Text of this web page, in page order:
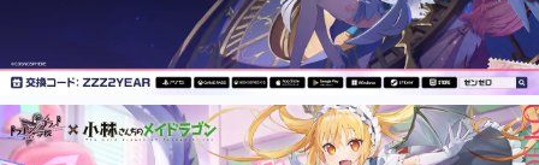
ピックアップ